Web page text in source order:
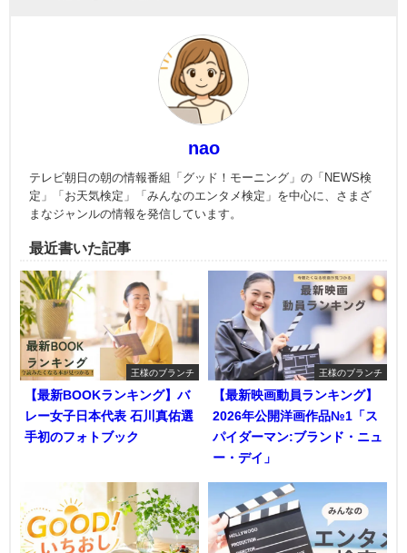
nao
テレビ朝日の朝の情報番組「グッド！モーニング」の「NEWS検
定」「お天気検定」「みんなのエンタメ検定」を中心に、さまざ
まなジャンルの情報を発信しています。
最近書いた記事
王様のブランチ
【最新BOOKランキング】バ
レー女子日本代表 石川真佑選
手初のフォトブック
王様のブランチ
【最新映画動員ランキング】
2026年公開洋画作品№1「ス
パイダーマン:ブランド・ニュ
ー・デイ」